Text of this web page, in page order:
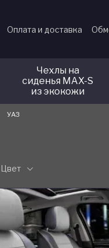
Оплата и доставка
Чехлы на
сиденья MAX-S
из экокожи
УАЗ
Цвет